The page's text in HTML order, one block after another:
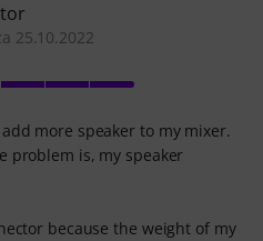
25.10.2022
more speaker to my mixer.
problem is, my speaker
because the weight of my